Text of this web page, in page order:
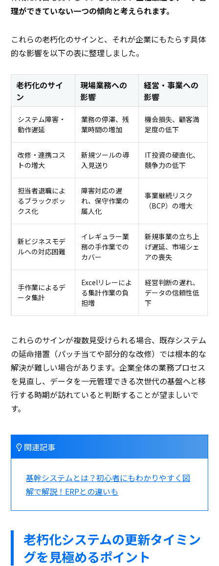
理ができていない一つの傾向と考えられます。
これらの老朽化のサインと、それが企業にもたらす具体
的な影響を以下の表に整理しました。
老朽化のサイ
ン
現場業務への
影響
経営・事業への
影響
システム障害・
動作遅延
業務の停滞、残
業時間の増加
機会損失、顧客満
足度の低下
改修・連携コス
トの増大
新規ツールの導
入見送り
IT投資の硬直化、
競争力の低下
担当者退職によ
るブラックボッ
クス化
障害対応の遅
れ、保守作業の
属人化
事業継続リスク
（BCP）の増大
新ビジネスモデ
ルへの対応困難
イレギュラー業
務の手作業での
カバー
新規事業の立ち上
げ遅延、市場シェ
アの喪失
手作業によるデ
ータ集計
Excelリレーによ
る集計作業の負
担増
経営判断の遅れ、
データの信頼性低
下
これらのサインが複数見受けられる場合、既存システム
の延命措置（パッチ当てや部分的な改修）では根本的な
解決が難しい場合があります。企業全体の業務プロセス
を見直し、データを一元管理できる次世代の基盤へと移
行する時期が訪れていると判断することが望ましいで
す。
関連記事
基幹システムとは？初心者にもわかりやすく図
解で解説！ERPとの違いも
老朽化システムの更新タイミン
グを見極めるポイント